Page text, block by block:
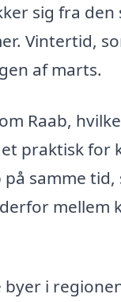
sig fra
Vintertid,
af marts.
Raab,
praktisk
samme
mellem
i